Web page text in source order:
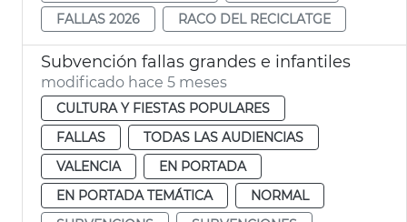
FALLAS 2026
RACO DEL RECICLATGE
Subvención fallas grandes e infantiles
modificado hace 5 meses
CULTURA Y FIESTAS POPULARES
FALLAS
TODAS LAS AUDIENCIAS
VALENCIA
EN PORTADA
EN PORTADA TEMÁTICA
NORMAL